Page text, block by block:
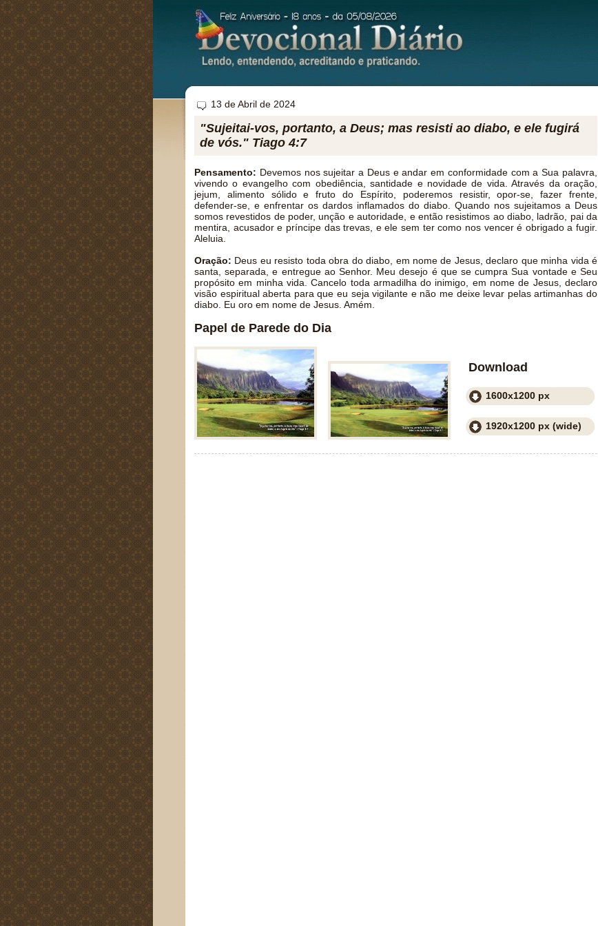
13 de Abril de 2024
"Sujeitai-vos, portanto, a Deus; mas resisti ao diabo, e ele fugirá
de vós." Tiago 4:7
Pensamento: Devemos nos sujeitar a Deus e andar em conformidade com a Sua palavra,
vivendo o evangelho com obediência, santidade e novidade de vida. Através da oração,
jejum, alimento sólido e fruto do Espírito, poderemos resistir, opor-se, fazer frente,
defender-se, e enfrentar os dardos inflamados do diabo. Quando nos sujeitamos a Deus
somos revestidos de poder, unção e autoridade, e então resistimos ao diabo, ladrão, pai da
mentira, acusador e príncipe das trevas, e ele sem ter como nos vencer é obrigado a fugir.
Aleluia.
Oração: Deus eu resisto toda obra do diabo, em nome de Jesus, declaro que minha vida é
santa, separada, e entregue ao Senhor. Meu desejo é que se cumpra Sua vontade e Seu
propósito em minha vida. Cancelo toda armadilha do inimigo, em nome de Jesus, declaro
visão espiritual aberta para que eu seja vigilante e não me deixe levar pelas artimanhas do
diabo. Eu oro em nome de Jesus. Amém.
Papel de Parede do Dia
Download
1600x1200 px
1920x1200 px (wide)